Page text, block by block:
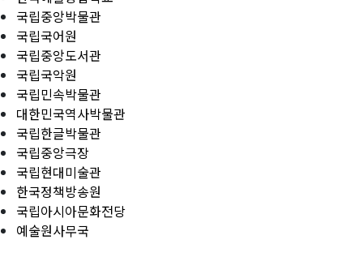
국립중앙박물관
국립국어원
국립중앙도서관
국립국악원
국립민속박물관
대한민국역사박물관
국립한글박물관
국립중앙극장
국립현대미술관
한국정책방송원
국립아시아문화전당
예술원사무국